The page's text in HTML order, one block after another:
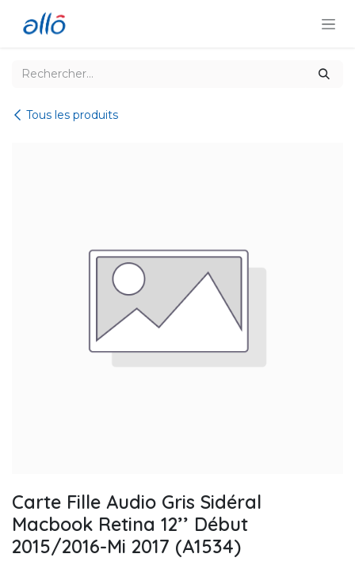
Tous les produits
Carte Fille Audio Gris Sidéral
Macbook Retina 12’’ Début
2015/2016-Mi 2017 (A1534)